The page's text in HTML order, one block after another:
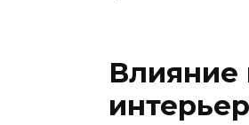
Влияние